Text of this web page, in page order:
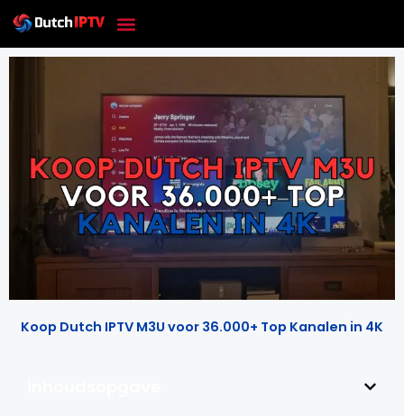
Skip
content
Koop Dutch IPTV M3U voor 36.000+ Top Kanalen in 4K